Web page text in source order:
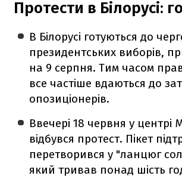
Протести в Білорусі:
В Білорусі готуються до
президентських виборів,
на 9 серпня. Тим часом
все частіше вдаються до
опозиціонерів.
Ввечері 18 червня у центрі
відбувся протест. Пікет
перетворився у "ланцюг
який тривав понад шість